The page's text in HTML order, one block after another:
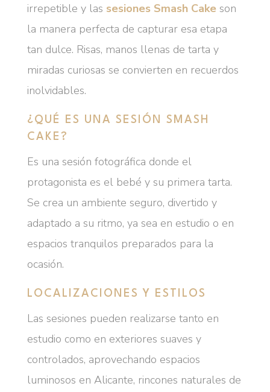
irrepetible y las sesiones Smash Cakeson
la manera perfecta de capturar esa etapa
tan dulce. Risas, manos llenas de tarta y
miradas curiosas se convierten en recuerdos
inolvidables.
¿QUÉ ES UNA SESIÓN SMASH
CAKE?
Es una sesión fotográfica donde el
protagonista es el bebé y su primera tarta.
Se crea un ambiente seguro, divertido y
adaptado a su ritmo, ya sea en estudio o en
espacios tranquilos preparados para la
ocasión.
LOCALIZACIONES Y ESTILOS
Las sesiones pueden realizarse tanto en
estudio como en exteriores suaves y
controlados, aprovechando espacios
luminosos en Alicante, rincones naturales de